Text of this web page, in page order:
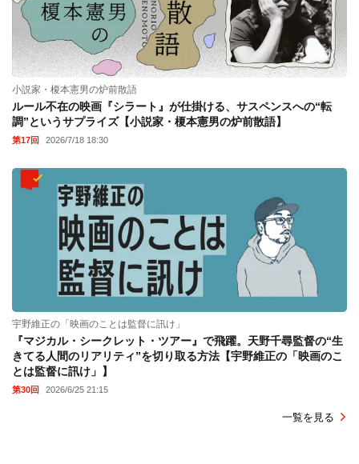
小説家・榎本憲男の炉前散語
ルール不在の映画『シラート』が仕掛ける、サスペンスへの“転
調”というサプライズ【小説家・榎本憲男の炉前散語】
第17回 2026/7/18 18:30
宇野維正の「映画のことは監督に訊け」
『マジカル・シークレット・ツアー』で飛躍。天野千尋監督の“生
きてる人間のリアリティ”を切り取る方法【宇野維正の「映画のこ
とは監督に訊け」】
第30回 2026/6/25 21:15
一覧を見る